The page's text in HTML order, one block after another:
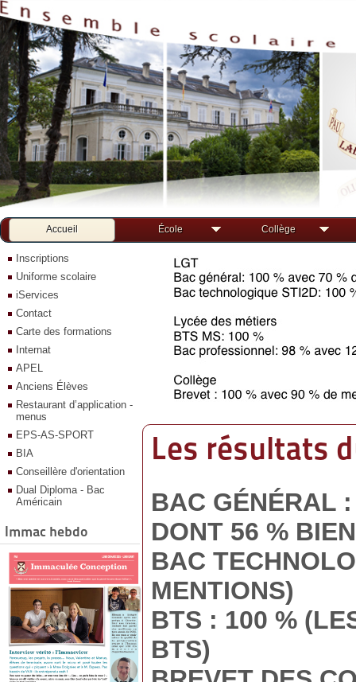
Accueil École Collège
Inscriptions
Uniforme scolaire
iServices
Contact
Carte des formations
Internat
APEL
Anciens Élèves
Restaurant d’application -
menus
EPS-AS-SPORT
BIA
Conseillère d'orientation
Dual Diploma - Bac
Américain
Immac hebdo
Les résultats
BAC GÉNÉRAL
DONT 56 %
BAC
MENTIONS)
BTS : 100 %
BTS)